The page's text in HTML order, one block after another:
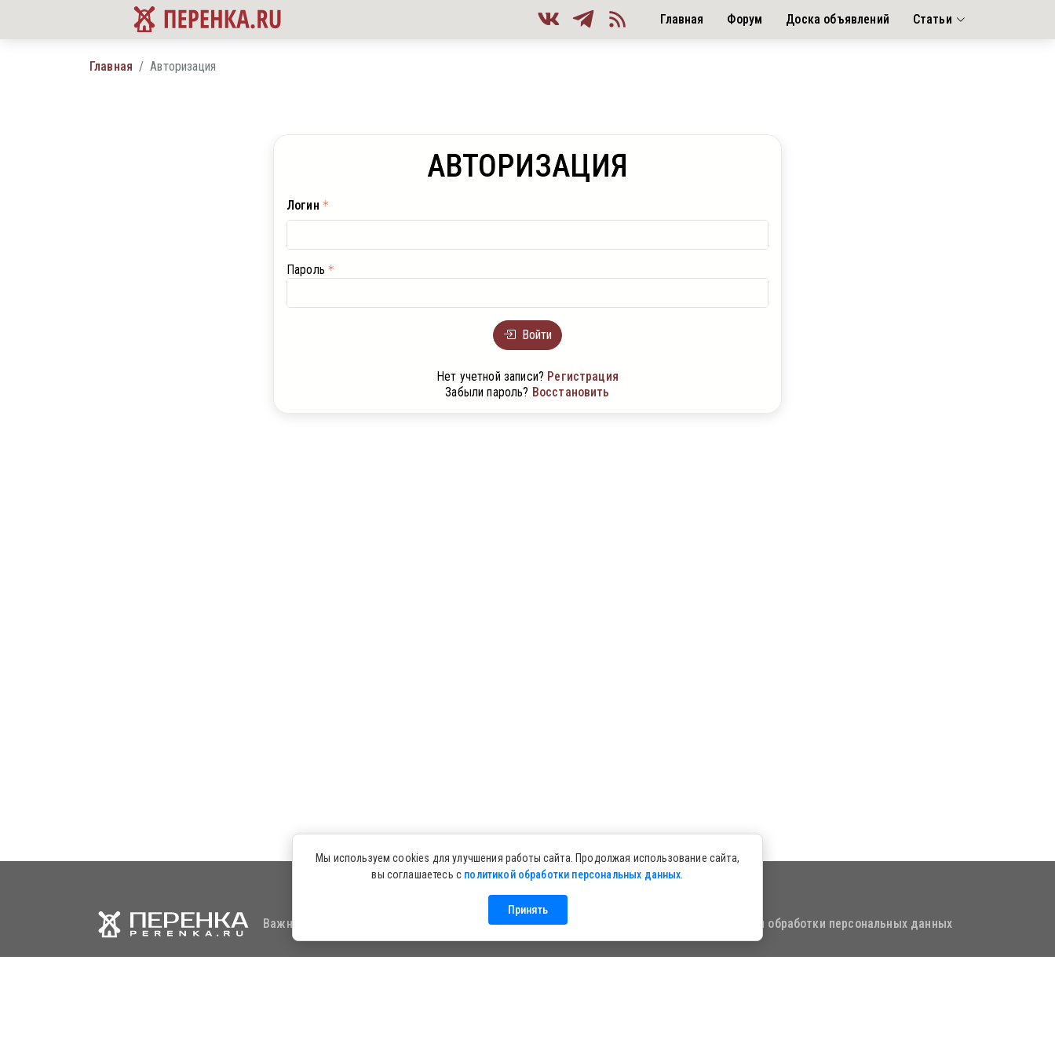
Главная Форум Доска объявлений Статьи
Главная Авторизация
АВТОРИЗАЦИЯ
Логин
Пароль
Войти
Нет учетной записи? Регистрация
Забыли пароль? Восстановить
Важная информация о проекте Информация для посетителей Политика в отношении обработки персональных данных
Мы используем cookies для улучшения работы сайта. Продолжая использование сайта,
вы соглашаетесь с политикой обработки персональных данных
Принять